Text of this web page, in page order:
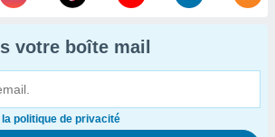
votre boîte mail
politique de privacité